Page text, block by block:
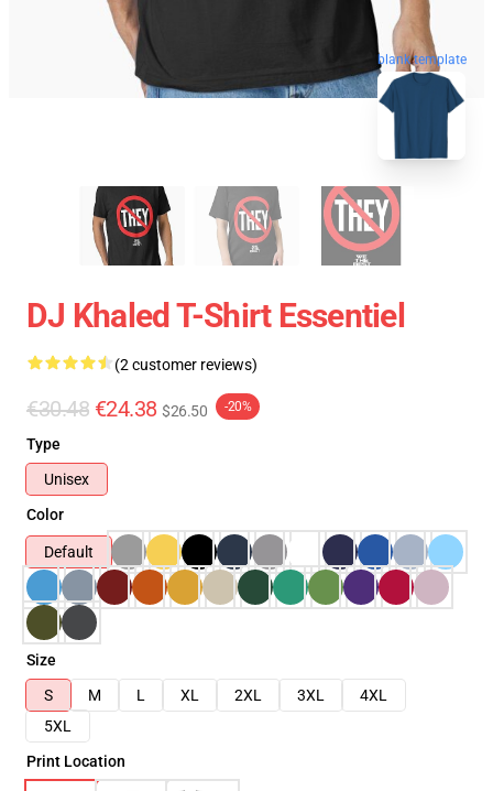
blank template
DJ Khaled T-Shirt Essentiel
(2 customer reviews)
€30.48 €24.38 $26.50 -20%
Type
Unisex
Color
Default
Size
S
M L XL 2XL 3XL
4XL
5XL
Print Location